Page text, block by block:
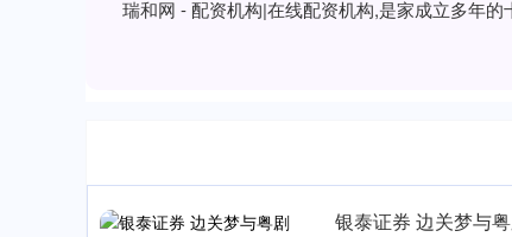
瑞和网 - 配资机构|在线配资机构,是家成立多年
银泰证券 边关梦与